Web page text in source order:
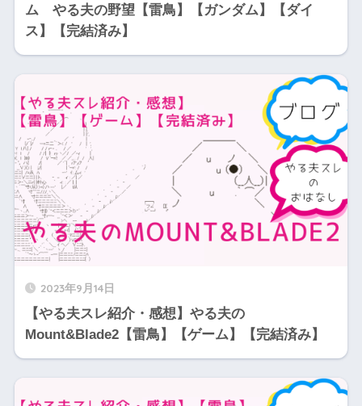
ム やる夫の野望【雷鳥】【ガンダム】【ダイ
ス】【完結済み】
2023年9月14日
【やる夫スレ紹介・感想】やる夫の
Mount&Blade2【雷鳥】【ゲーム】【完結済み】